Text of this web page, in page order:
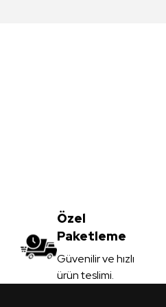
Gönder
3.450,00TL
KDV Dahil
Sipariş Ver
Özel
Paketleme
Güvenilir ve hızlı
ürün teslimi.